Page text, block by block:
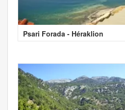
Psari Forada - Héraklion